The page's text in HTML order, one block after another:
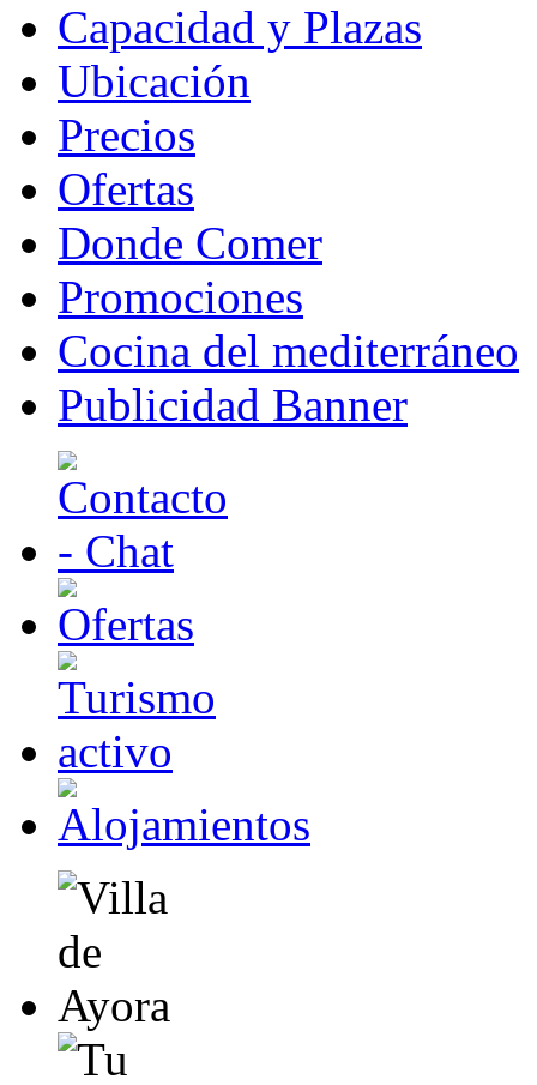
Capacidad y Plazas
Ubicación
Precios
Ofertas
Donde Comer
Promociones
Cocina del mediterráneo
Publicidad Banner